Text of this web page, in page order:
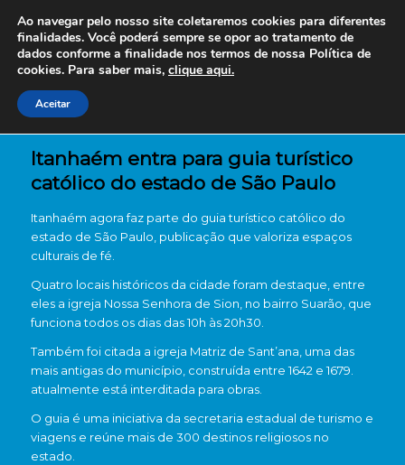
Itanhaém entra para guia turístico
católico do estado de São Paulo
Itanhaém agora faz parte do guia turístico católico do
estado de São Paulo, publicação que valoriza espaços
culturais de fé.
Quatro locais históricos da cidade foram destaque, entre
eles a igreja Nossa Senhora de Sion, no bairro Suarão, que
funciona todos os dias das 10h às 20h30.
Também foi citada a igreja Matriz de Sant’ana, uma das
mais antigas do município, construída entre 1642 e 1679.
atualmente está interditada para obras.
O guia é uma iniciativa da secretaria estadual de turismo e
viagens e reúne mais de 300 destinos religiosos no
estado.
Ao navegar pelo nosso site coletaremos cookies para diferentes
finalidades. Você poderá sempre se opor ao tratamento de
dados conforme a finalidade nos termos de nossa Política de
cookies. Para saber mais, clique aqui.
Aceitar